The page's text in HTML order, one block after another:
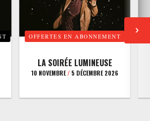
OFFERTES EN ABONNEMENT
LA SOIRÉE LUMINEUSE
10 NOVEMBRE/ 5 DÉCEMBRE 2026